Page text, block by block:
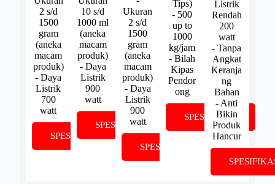
2 s/d
1500
gram
(aneka
macam
produk)
- Daya
Listrik
700
watt
SPESIFIKASI
10 s/d
1000 ml
(aneka
macam
produk)
- Daya
Listrik
900
watt
SPESIFIKASI
Ukuran
2 s/d
1500
gram
(aneka
macam
produk)
- Daya
Listrik
900
watt
SPESIFIKASI
Tips)
- 500
up to
1000
kg/jam
- Bilah
Kipas
Pendor
ong
SPESIFIKASI
Listrik
Rendah
200
watt
- Tanpa
Angkat
Keranja
ng
Bahan
- Anti
Bikin
Produk
Hancur